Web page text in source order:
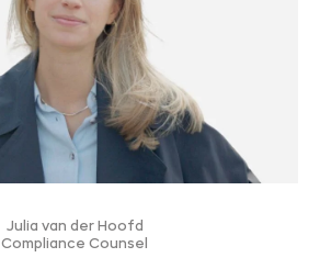
Julia van der Hoofd
Compliance Counsel